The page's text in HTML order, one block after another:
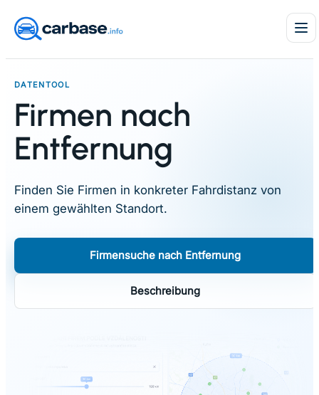
Skip
to
DATENTOOL
Firmen nach
Entfernung
Finden Sie Firmen in konkreter Fahrdistanz von
einem gewählten Standort.
Firmensuche nach Entfernung
Beschreibung